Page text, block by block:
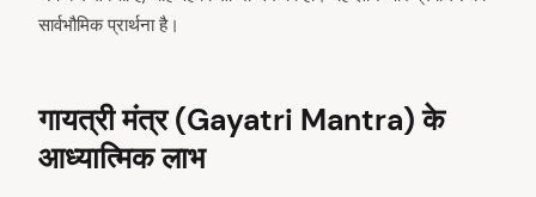
सार्वभौमिक प्रार्थना है।
गायत्री मंत्र (Gayatri Mantra) के
आध्यात्मिक लाभ